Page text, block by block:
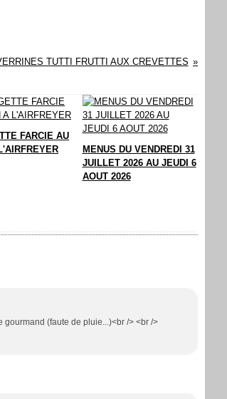
TUTTI FRUTTI AUX CREVETTES
FARCIE AU
MENUS DU VENDREDI 31
JUILLET 2026 AU JEUDI 6
AOUT 2026
gourmand (faute de pluie...)<br /> <br />